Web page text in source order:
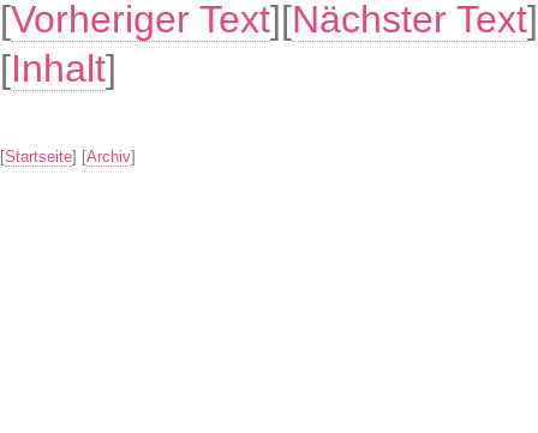
[Vorheriger Text][Nächster Text]
[Inhalt]
[Startseite] [Archiv]